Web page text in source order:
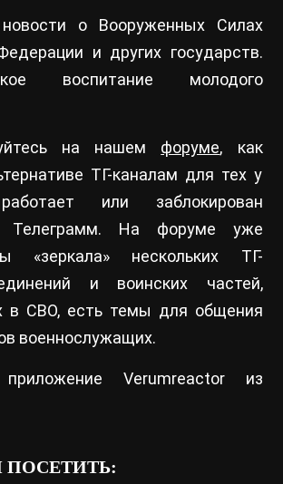
о Вооруженных Силах
и других государств.
воспитание молодого
на нашем форуме, как
ТГ-каналам для тех у
или заблокирован
Телеграмм. На форуме уже
«зеркала» нескольких ТГ-
и воинских частей,
в СВО, есть темы для общения
военнослужащих.
приложение Verumreactor из
ПОСЕТИТЬ: